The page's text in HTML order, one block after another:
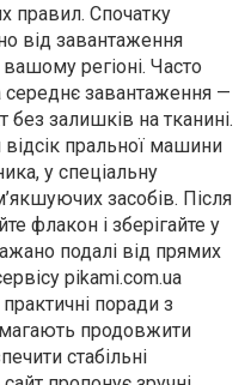
правил. Спочатку
від завантаження
регіоні. Часто
середнє завантаження —
без залишків на тканині.
відсік пральної машини
у спеціальну
засобів. Після
флакон і зберігайте у
подалі від прямих
pikami.com.ua
поради з
продовжити
стабільні